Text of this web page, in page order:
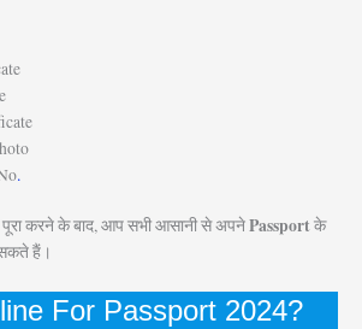
.
पूरा करने के बाद, आप सभी आसानी से अपनेPassportके
हैं।
For Passport 2024?